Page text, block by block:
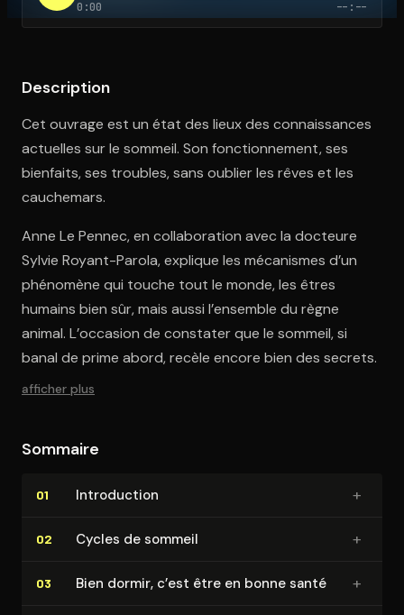
0:00 --:--
Description
Cet ouvrage est un état des lieux des connaissances
actuelles sur le sommeil. Son fonctionnement, ses
bienfaits, ses troubles, sans oublier les rêves et les
cauchemars.
Anne Le Pennec, en collaboration avec la docteure
Sylvie Royant-Parola, explique les mécanismes d’un
phénomène qui touche tout le monde, les êtres
humains bien sûr, mais aussi l’ensemble du règne
animal. L’occasion de constater que le sommeil, si
banal de prime abord, recèle encore bien des secrets.
afficher plus
Sommaire
01 In­tro­duc­tion +
02 Cycles de sommeil +
03 Bien dormir, c’est être en bonne santé +